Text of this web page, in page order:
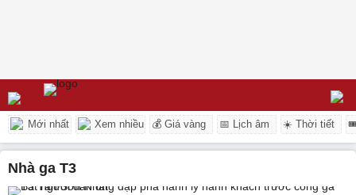
Mới nhất Xem nhiều 💰 Giá vàng 📅 Lịch âm ☀️ Thời tiết
Nhà ga T3